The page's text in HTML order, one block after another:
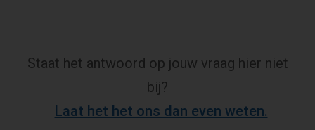
Staat het antwoord op jouw vraag hier niet
bij?
Laat het het ons dan even weten.